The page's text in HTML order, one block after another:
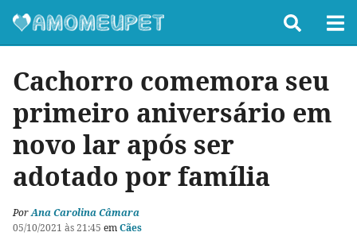
Cachorro comemora seu
primeiro aniversário em
novo lar após ser
adotado por família
PorAna Carolina Câmara
05/10/2021 às 21:45 emCães